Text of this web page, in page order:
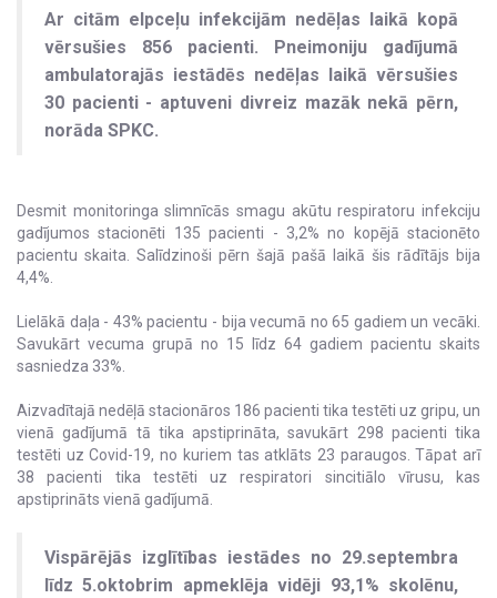
Ar citām elpceļu infekcijām nedēļas laikā kopā
vērsušies 856 pacienti. Pneimoniju gadījumā
ambulatorajās iestādēs nedēļas laikā vērsušies
30 pacienti - aptuveni divreiz mazāk nekā pērn,
norāda SPKC.
Desmit monitoringa slimnīcās smagu akūtu respiratoru infekciju
gadījumos stacionēti 135 pacienti - 3,2% no kopējā stacionēto
pacientu skaita. Salīdzinoši pērn šajā pašā laikā šis rādītājs bija
4,4%.
Lielākā daļa - 43% pacientu - bija vecumā no 65 gadiem un vecāki.
Savukārt vecuma grupā no 15 līdz 64 gadiem pacientu skaits
sasniedza 33%.
Aizvadītajā nedēļā stacionāros 186 pacienti tika testēti uz gripu, un
vienā gadījumā tā tika apstiprināta, savukārt 298 pacienti tika
testēti uz Covid-19, no kuriem tas atklāts 23 paraugos. Tāpat arī
38 pacienti tika testēti uz respiratori sincitiālo vīrusu, kas
apstiprināts vienā gadījumā.
Vispārējās izglītības iestādes no 29.septembra
līdz 5.oktobrim apmeklēja vidēji 93,1% skolēnu,